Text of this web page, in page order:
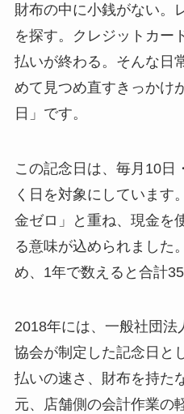
財布の中に小銭がない。
を探す。クレジットカー
払いが終わる。そんな日
めて見つめ直すきっかけ
日」です。
この記念日は、毎月10日
く日を対象にしています
金ゼロ」と重ね、現金を
る意味が込められました
め、1年で数えると合計35
2018年には、一般社団
協会が制定した記念日と
払いの速さ、財布を持た
元、店舗側の会計作業の